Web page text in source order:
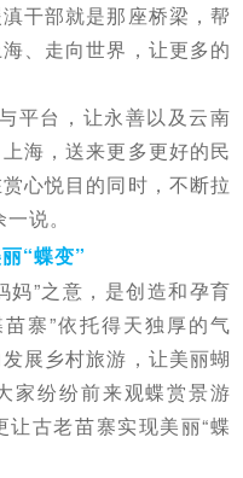
干部就是那座桥梁，帮
、走向世界，让更多的
平台，让永善以及云南
海，送来更多更好的民
心悦目的同时，不断拉
说。
“蝶变”
妈”之意，是创造和孕育
寨”依托得天独厚的气
展乡村旅游，让美丽蝴
家纷纷前来观蝶赏景游
古老苗寨实现美丽“蝶